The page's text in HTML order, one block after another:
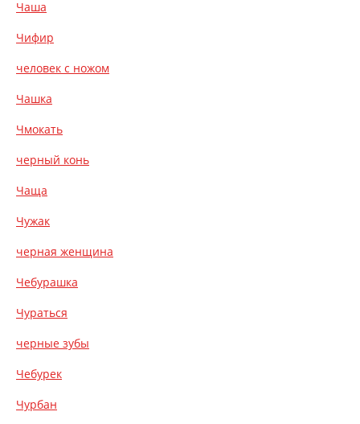
Чаша
Чифир
человек с ножом
Чашка
Чмокать
черный конь
Чаща
Чужак
черная женщина
Чебурашка
Чураться
черные зубы
Чебурек
Чурбан